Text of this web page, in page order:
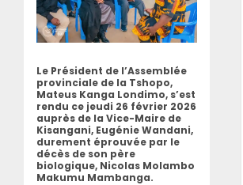
Le Président de l’Assemblée
provinciale de la Tshopo,
Mateus Kanga Londimo, s’est
rendu ce jeudi 26 février 2026
auprès de la Vice-Maire de
Kisangani, Eugénie Wandani,
durement éprouvée par le
décès de son père
biologique, Nicolas Molambo
Makumu Mambanga.